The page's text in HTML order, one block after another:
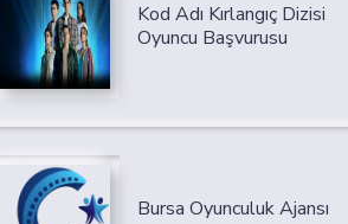
Kod Adı Kırlangıç Dizisi
Oyuncu Başvurusu
Bursa Oyunculuk Ajansı